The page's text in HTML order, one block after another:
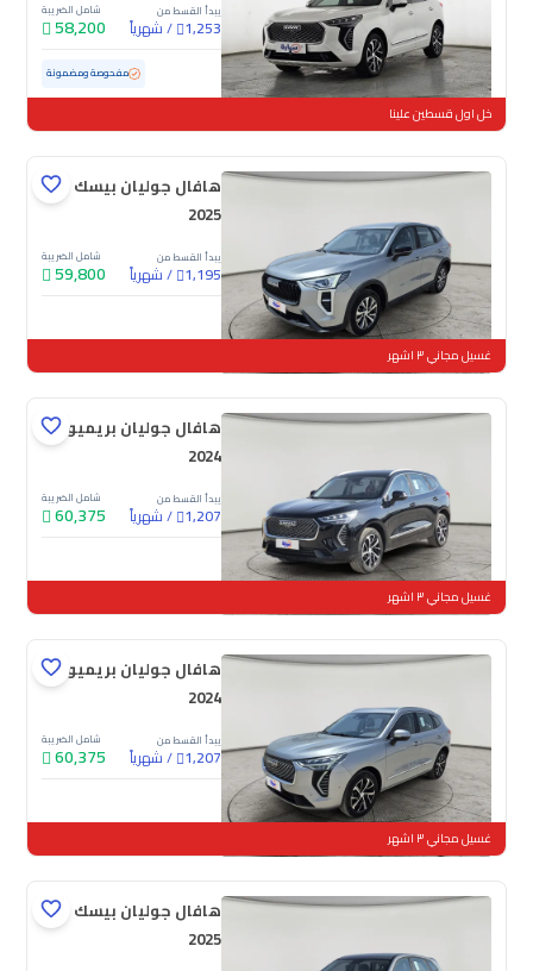
يبدأ القسط من
1,253
/شهرياً
شامل الضريبة
58,200
مستعملة 76,779 كم مفحوصة ومضمونة
خل اول قسطين علينا
هافال جوليان بيسك
2025
يبدأ القسط من
1,195
/شهرياً
شامل الضريبة
59,800
جديدة
غسيل مجاني ٣ اشهر
هافال جوليان بريميوم
2024
يبدأ القسط من
1,207
/شهرياً
شامل الضريبة
60,375
جديدة
غسيل مجاني ٣ اشهر
هافال جوليان بريميوم
2024
يبدأ القسط من
1,207
/شهرياً
شامل الضريبة
60,375
جديدة
غسيل مجاني ٣ اشهر
هافال جوليان بيسك
2025